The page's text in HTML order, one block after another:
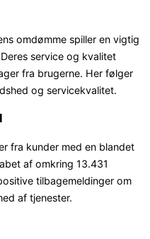
omdømme spiller en vigtig
service og kvalitet
fra brugerne. Her følger
og servicekvalitet.
fra kunder med en blandet
af omkring 13.431
tilbagemeldinger om
af tjenester.